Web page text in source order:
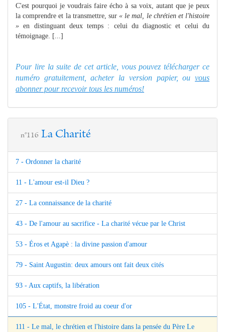
C'est pourquoi je voudrais faire écho à sa voix, autant que je peux
la comprendre et la transmettre, sur « le mal, le chrétien et l'histoire
»en distinguant deux temps : celui du diagnostic et celui du
témoignage. [...]
Pour lire la suite de cet article, vous pouvez télécharger ce
numéro gratuitement, acheter la version papier, ou vous
abonner pour recevoir tous les numéros!
n°116 La Charité
7 - Ordonner la charité
11 - L'amour est-il Dieu ?
27 - La connaissance de la charité
43 - De l'amour au sacrifice - La charité vécue par le Christ
53 - Éros et Agapè : la divine passion d'amour
79 - Saint Augustin: deux amours ont fait deux cités
93 - Aux captifs, la libération
105 - L'État, monstre froid au coeur d'or
111 - Le mal, le chrétien et l'histoire dans la pensée du Père Le